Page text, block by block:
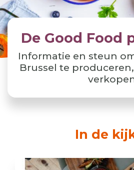
De Good Food
Informatie en steun
Brussel te
In de